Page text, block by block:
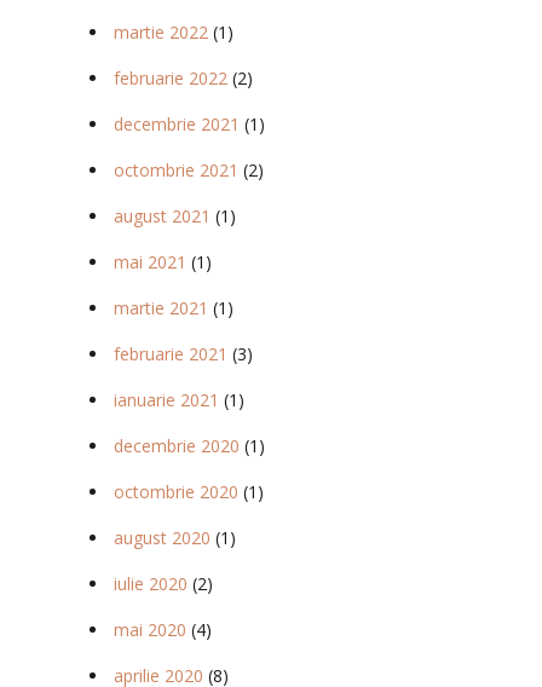
martie 2022 (1)
februarie 2022 (2)
decembrie 2021 (1)
octombrie 2021 (2)
august 2021 (1)
mai 2021 (1)
martie 2021 (1)
februarie 2021 (3)
ianuarie 2021 (1)
decembrie 2020 (1)
octombrie 2020 (1)
august 2020 (1)
iulie 2020 (2)
mai 2020 (4)
aprilie 2020 (8)